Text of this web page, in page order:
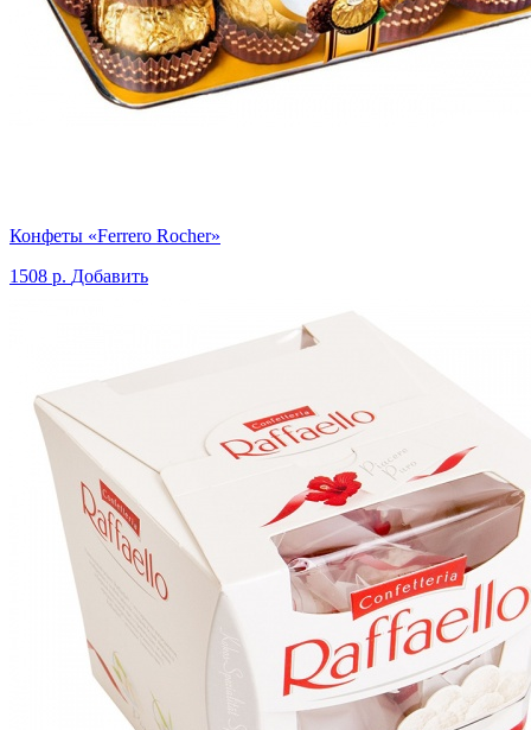
Конфеты «Ferrero Rocher»
1508 р. Добавить